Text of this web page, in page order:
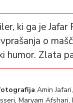
ki ga je
o
humor. Zlata
Amin Jafari,
Maryam Afshari,